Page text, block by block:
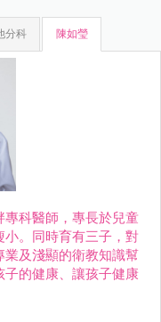
分科 陳如瑩
專科醫師，專長於兒童
小。同時育有三子，對
及淺顯的衛教知識幫
的健康、讓孩子健康